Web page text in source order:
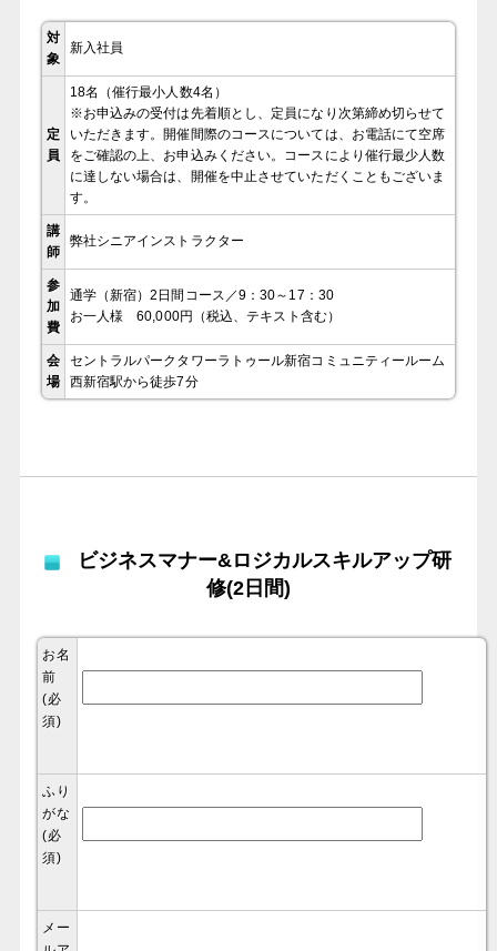
対
象
新入社員
定
員
18名（催行最小人数4名）
※お申込みの受付は先着順とし、定員になり次第締め切らせて
いただきます。開催間際のコースについては、お電話にて空席
をご確認の上、お申込みください。コースにより催行最少人数
に達しない場合は、開催を中止させていただくこともございま
す。
講
師
弊社シニアインストラクター
参
加
費
通学（新宿）2日間コース／9：30～17：30
お一人様 60,000円（税込、テキスト含む）
会
場
セントラルパークタワーラトゥール新宿コミュニティールーム
西新宿駅から徒歩7分
ビジネスマナー&ロジカルスキルアップ研
修(2日間)
お名
前
(必
須)
ふり
がな
(必
須)
メー